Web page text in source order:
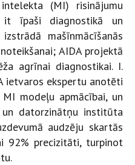
(MI) risinājumu
it īpaši diagnostikā un
mašīnmācīšanās
AIDA projektā
agrīnai diagnostikai. I.
ietvaros ekspertu anotēti
modeļu apmācībai, un
datorzinātņu institūta
audzēju skartās
92% precizitāti, turpinot